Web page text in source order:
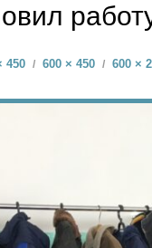
450 / 600 × 450 / 600 ×